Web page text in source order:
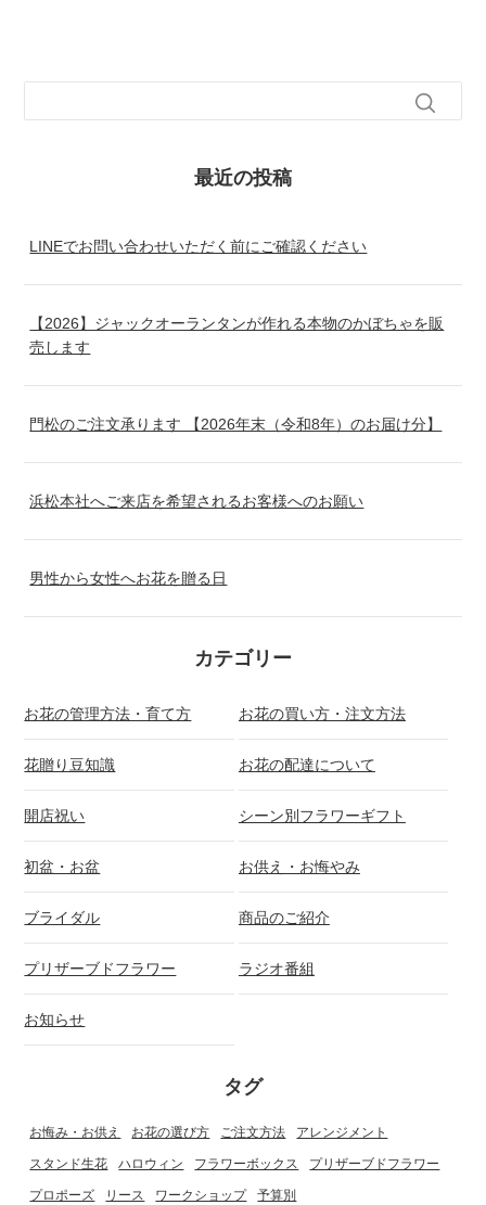
最近の投稿
LINEでお問い合わせいただく前にご確認ください
【2026】ジャックオーランタンが作れる本物のかぼちゃを販
売します
門松のご注文承ります 【2026年末（令和8年）のお届け分】
浜松本社へご来店を希望されるお客様へのお願い
男性から女性へお花を贈る日
カテゴリー
お花の管理方法・育て方 お花の買い方・注文方法
花贈り豆知識 お花の配達について
開店祝い シーン別フラワーギフト
初盆・お盆 お供え・お悔やみ
ブライダル 商品のご紹介
プリザーブドフラワー ラジオ番組
お知らせ
タグ
お悔み・お供え お花の選び方 ご注文方法 アレンジメント
スタンド生花 ハロウィン フラワーボックス プリザーブドフラワー
プロポーズ リース ワークショップ 予算別